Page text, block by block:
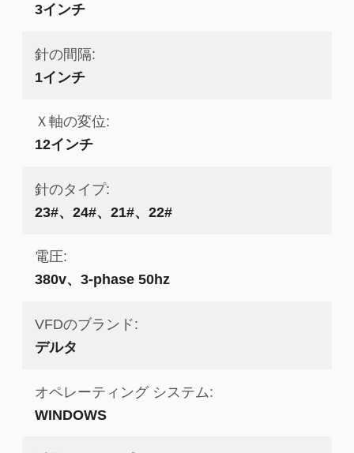
3インチ
針の間隔:
1インチ
Ｘ軸の変位:
12インチ
針のタイプ:
23#、24#、21#、22#
電圧:
380v、3-phase 50hz
VFDのブランド:
デルタ
オペレーティング システム:
WINDOWS